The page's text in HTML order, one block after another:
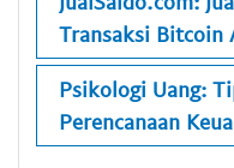
Transaksi Bitcoin
Psikologi Uang:
Perencanaan